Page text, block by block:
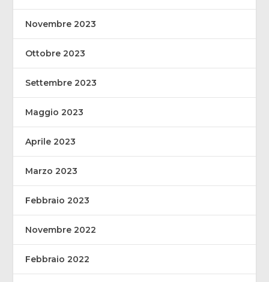
Novembre 2023
Ottobre 2023
Settembre 2023
Maggio 2023
Aprile 2023
Marzo 2023
Febbraio 2023
Novembre 2022
Febbraio 2022